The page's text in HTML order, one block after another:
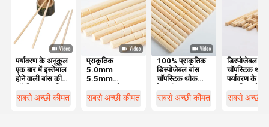
पर्यावरण के अनुकूल
एक बार में इस्तेमाल
होने वाली बांस की
गोल आकार के लिए
सबसे अच्छी कीमत
प्राकृतिक
5.0mm
5.5mm
डिस्पोजेबल बांस
सबसे अच्छी कीमत
100% प्राकृतिक
डिस्पोजेबल बांस
चॉपस्टिक थोक
पेपर लपेटा हुआ
सबसे अच्छी कीमत
डिस्पोजेबल
चॉपस्टिक थोक
पर्यावरण के
आकार
सबसे अच्छी